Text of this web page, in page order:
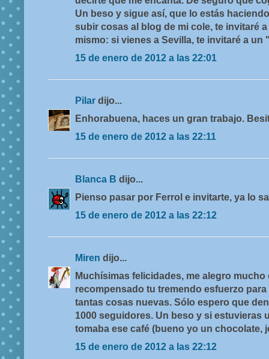
Un beso y sigue así, que lo estás
subir cosas al blog de mi cole, te invitaré
mismo: si vienes a Sevilla, te invitaré a un
15 de enero de 2012 a las 22:01
Pilar dijo...
Enhorabuena, haces un gran trabajo.
15 de enero de 2012 a las 22:11
Blanca B dijo...
Pienso pasar por Ferrol e invitarte, ya lo
15 de enero de 2012 a las 22:12
Miren dijo...
Muchísimas felicidades, me alegro mucho
recompensado tu tremendo esfuerzo
tantas cosas nuevas. Sólo espero que
1000 seguidores. Un beso y si estuvieras
tomaba ese café (bueno yo un chocolate,
15 de enero de 2012 a las 22:12